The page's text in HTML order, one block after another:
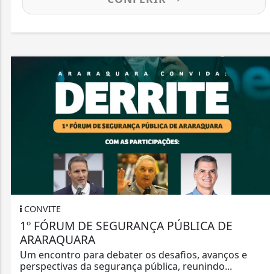
CONVITE
1º FÓRUM DE SEGURANÇA PÚBLICA DE
ARARAQUARA
Um encontro para debater os desafios, avanços e
perspectivas da segurança pública, reunindo...